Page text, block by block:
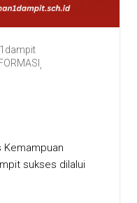
,
Kemampuan
sukses dilalui